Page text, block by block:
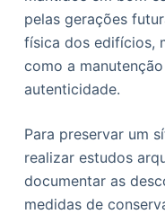
pelas gerações
física dos edifícios,
como a
autenticidade.
Para preservar um
realizar estudos
documentar as
medidas de